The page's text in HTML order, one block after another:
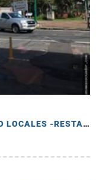
VENDO EDIFICIO RENTERO ESQUINERO LOCALES -RESTAURANTE- MARISCAL